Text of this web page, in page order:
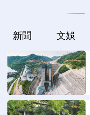
新聞 文娛